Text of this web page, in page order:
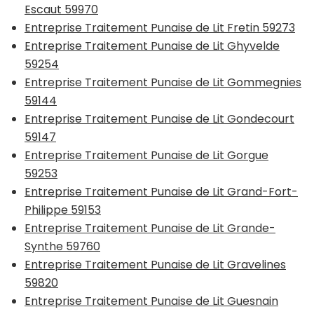
Escaut 59970
Entreprise Traitement Punaise de Lit Fretin 59273
Entreprise Traitement Punaise de Lit Ghyvelde
59254
Entreprise Traitement Punaise de Lit Gommegnies
59144
Entreprise Traitement Punaise de Lit Gondecourt
59147
Entreprise Traitement Punaise de Lit Gorgue
59253
Entreprise Traitement Punaise de Lit Grand-Fort-
Philippe 59153
Entreprise Traitement Punaise de Lit Grande-
Synthe 59760
Entreprise Traitement Punaise de Lit Gravelines
59820
Entreprise Traitement Punaise de Lit Guesnain